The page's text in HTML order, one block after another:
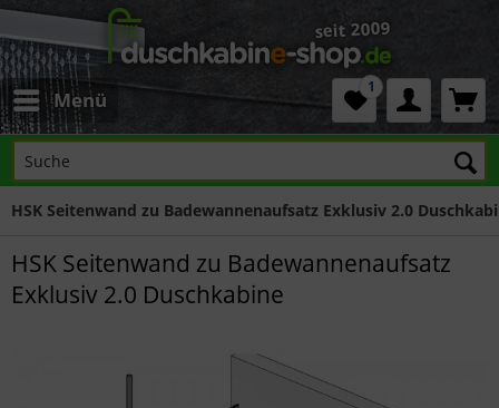
Menü
1
HSK Seitenwand zu Badewannenaufsatz Exklusiv 2.0
HSK Seitenwand zu Badewannenaufsatz
Exklusiv 2.0 Duschkabine